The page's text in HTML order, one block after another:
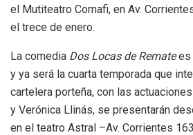
el Mutiteatro Comafi, en Av.
el trece de enero.
La comedia Dos Locas de Rematees
y ya será la cuarta temporada que
cartelera porteña, con las
y Verónica Llinás, se presentarán
en el teatro Astral –Av. Corrientes